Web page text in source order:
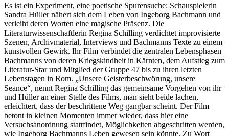
Es ist ein Experiment, eine poetische Spurensuche: Schauspielerin
Sandra Hüller nähert sich dem Leben von Ingeborg Bachmann und
verleiht deren Worten eine magische Präsenz. Die
Literaturwissenschaftlerin Regina Schilling verdichtet improvisierte
Szenen, Archivmaterial, Interviews und Bachmanns Texte zu einem
kunstvollen Gewirk. Ihr Film verbindet die zentralen Lebensphasen
Bachmanns von deren Kriegskindheit in Kärnten, dem Aufstieg zum
Literatur-Star und Mitglied der Gruppe 47 bis zu ihren letzten
Lebenstagen in Rom. „Unsere Geisterbeschwörung, unsere
Seance“, nennt Regina Schilling das gemeinsame Vorgehen von ihr
und Hüller an einer Stelle des Films, man sieht beide lachen,
erleichtert, dass der beschrittene Weg gangbar scheint. Der Film
betont in kleinen Momenten immer wieder, dass hier eine
Versuchsanordnung stattfindet, Möglichkeiten abgeschritten werden,
wie Ingeborg Bachmanns Leben gewesen sein könnte. Zu Wort